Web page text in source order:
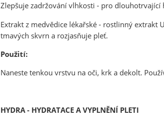
Zlepšuje zadržování vlhkosti - pro dlouhotrvající
Extrakt z medvědice lékařské- rostlinný extrakt
tmavých skvrn a rozjasňuje pleť.
Použití:
Naneste tenkou vrstvu na oči, krk a dekolt.
HYDRA - HYDRATACE A VYPLNĚNÍ PLETI